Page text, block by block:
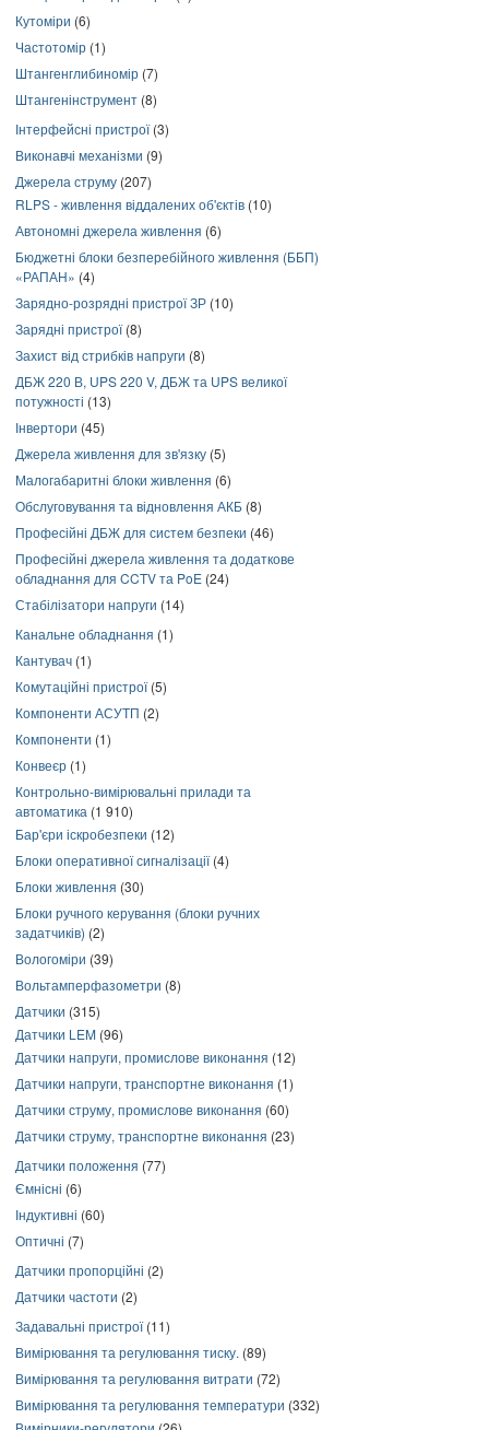
Кутоміри (6)
Частотомір (1)
Штангенглибиномір (7)
Штангенінструмент (8)
Інтерфейсні пристрої(3)
Виконавчі механізми (9)
Джерела струму (207)
RLPS - живлення віддалених об'єктів (10)
Автономні джерела живлення (6)
Бюджетні блоки безперебійного живлення (ББП)
«РАПАН» (4)
Зарядно-розрядні пристрої ЗР (10)
Зарядні пристрої(8)
Захист від стрибків напруги (8)
ДБЖ 220 В, UPS 220 V, ДБЖ та UPS великої
потужності (13)
Інвертори (45)
Джерела живлення для зв'язку (5)
Малогабаритні блоки живлення (6)
Обслуговування та відновлення АКБ (8)
Професійні ДБЖ для систем безпеки (46)
Професійні джерела живлення та додаткове
обладнання для CCTV та PoE (24)
Стабілізатори напруги (14)
Канальне обладнання (1)
Кантувач (1)
Комутаційні пристрої(5)
Компоненти АСУТП (2)
Компоненти (1)
Конвеєр (1)
Контрольно-вимірювальні прилади та
автоматика (1 910)
Бар'єри іскробезпеки (12)
Блоки оперативної сигналізації(4)
Блоки живлення (30)
Блоки ручного керування (блоки ручних
задатчиків) (2)
Вологоміри (39)
Вольтамперфазометри (8)
Датчики (315)
Датчики LEM (96)
Датчики напруги, промислове виконання (12)
Датчики напруги, транспортне виконання (1)
Датчики струму, промислове виконання (60)
Датчики струму, транспортне виконання (23)
Датчики положення (77)
Ємнісні (6)
Індуктивні (60)
Оптичні (7)
Датчики пропорційні (2)
Датчики частоти (2)
Задавальні пристрої(11)
Вимірювання та регулювання тиску. (89)
Вимірювання та регулювання витрати (72)
Вимірювання та регулювання температури (332)